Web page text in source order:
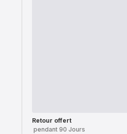
Retour offert
pendant 90 Jours